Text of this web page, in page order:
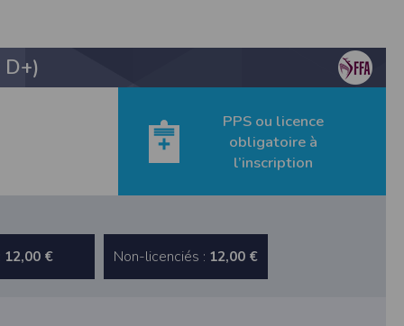
PPS ou licence
obligatoire à
l’inscription
12,00 € Non-licenciés : 12,00 €